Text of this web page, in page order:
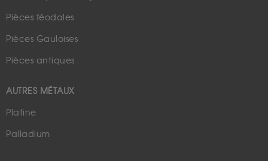
Pièces féodales
Pièces Gauloises
Pièces antiques
AUTRES MÉTAUX
Platine
Palladium